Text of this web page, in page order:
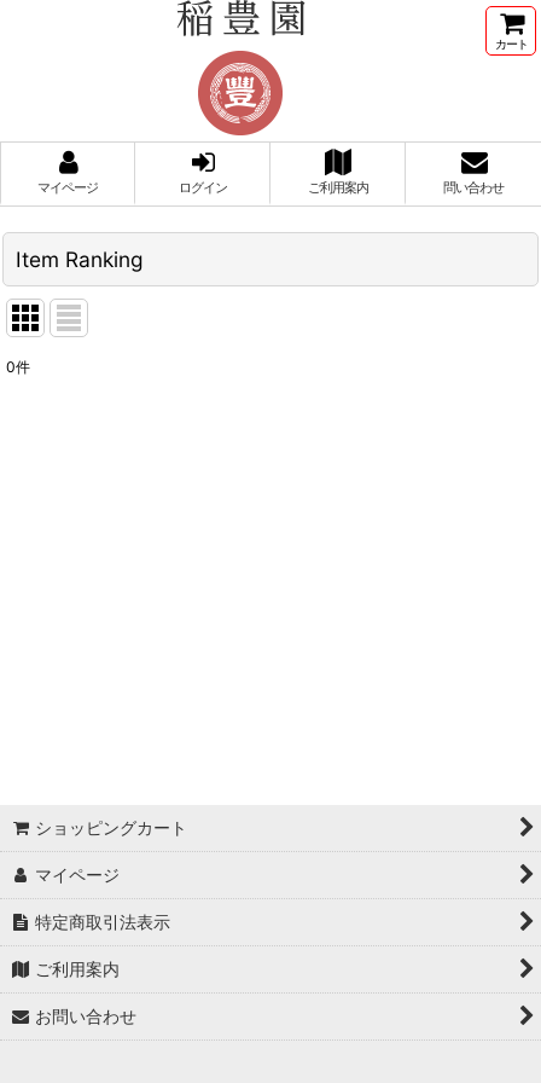
カート
マイページ ログイン ご利用案内 問い合わせ
Item Ranking
0件
ショッピングカート
マイページ
特定商取引法表示
ご利用案内
お問い合わせ